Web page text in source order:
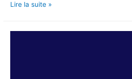
Lire la suite »